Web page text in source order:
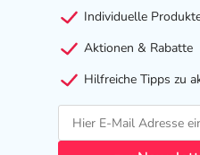
Individuelle
Aktionen & Rabatte
Hilfreiche Tipps zu